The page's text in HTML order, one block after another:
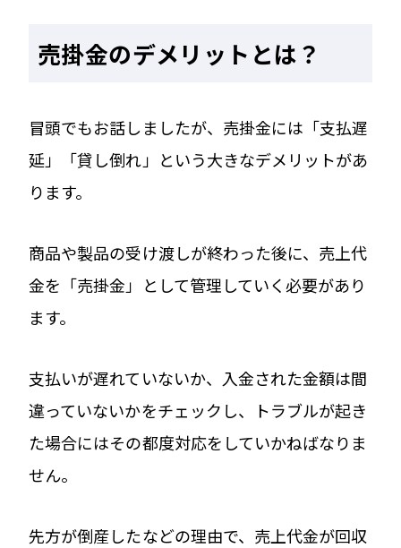
売掛金のデメリットとは？
冒頭でもお話しましたが、売掛金には「支払遅
延」「貸し倒れ」という大きなデメリットがあ
ります。
商品や製品の受け渡しが終わった後に、売上代
金を「売掛金」として管理していく必要があり
ます。
支払いが遅れていないか、入金された金額は間
違っていないかをチェックし、トラブルが起き
た場合にはその都度対応をしていかねばなりま
せん。
先方が倒産したなどの理由で、売上代金が回収